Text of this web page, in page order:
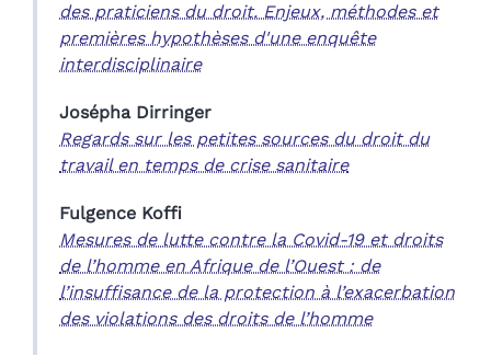
des praticiens du droit. Enjeux, méthodes et
premières hypothèses d'une enquête
interdisciplinaire
Josépha Dirringer
Regards sur les petites sources du droit du
travail en temps de crise sanitaire
Fulgence Koffi
Mesures de lutte contre la Covid-19 et droits
de l’homme en Afrique de l’Ouest : de
l’insuffisance de la protection à l’exacerbation
des violations des droits de l’homme